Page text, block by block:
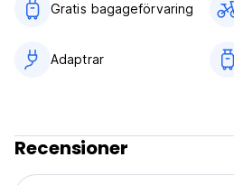
Gratis bagageförvaring
Adaptrar
Recensioner